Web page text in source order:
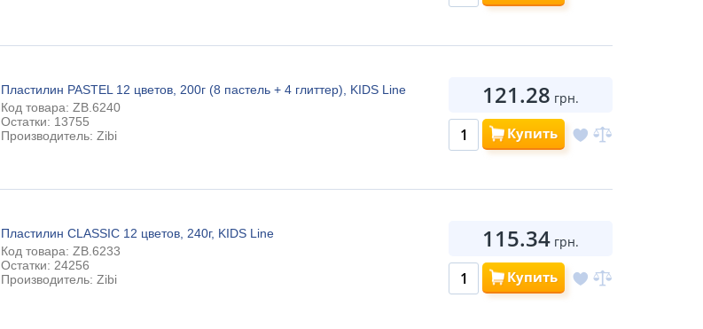
Пластилин PASTEL 12 цветов, 200г (8 пастель + 4 глиттер), KIDS Line
Код товара: ZB.6240
Остатки: 13755
Производитель: Zibi
121.28 грн.
Купить
Пластилин CLASSIC 12 цветов, 240г, KIDS Line
Код товара: ZB.6233
Остатки: 24256
Производитель: Zibi
115.34 грн.
Купить